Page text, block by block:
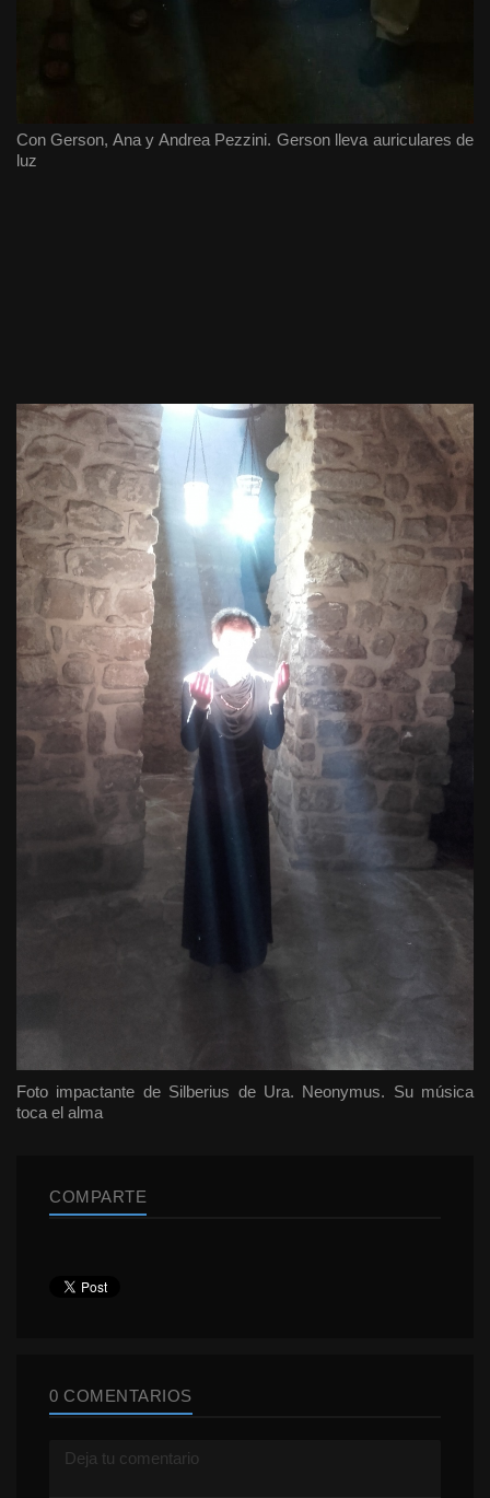
Con Gerson, Ana y Andrea Pezzini. Gerson lleva auriculares de
luz
Foto impactante de Silberius de Ura. Neonymus. Su música
toca el alma
COMPARTE
0 COMENTARIOS